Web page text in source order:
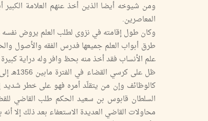
ومن شيوخه أيضا الذين أخذ عنهم العلامة
المعاصرين.
وكان طول إقامته في نزوى لطلب العلم يروض نفسه
طرق أبواب العلم جميعها فدرس الفقه والأصول
علم الأنساب فقد أخذ منه بحظ وافر وله دراية كبيرة
السلطان قابوس بن سعيد الحكم طلب القاضي
محاولات القاضي العديدة الاستعفاء بعد ذلك إلا أنه